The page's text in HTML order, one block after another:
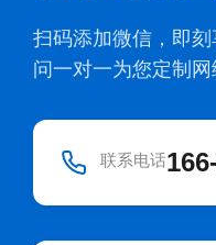
扫码添加微信，即
问一对一为您定制
联系电话